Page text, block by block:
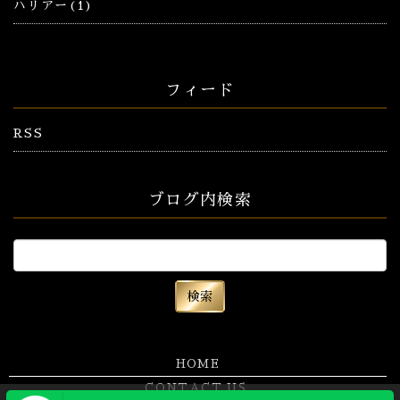
ハリアー(1)
フィード
RSS
ブログ内検索
HOME
CONTACT US